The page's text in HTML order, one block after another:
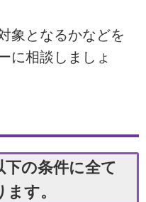
象となるかなどを
に相談しましょ
の条件に全て
す。